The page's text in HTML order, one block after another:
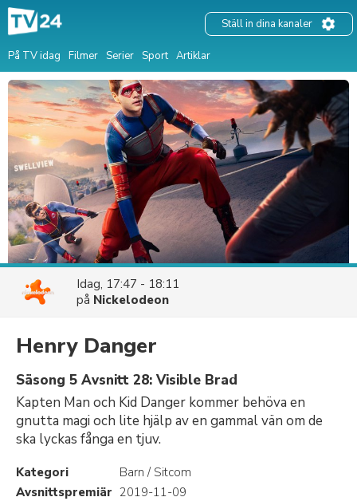
På TV idag Filmer Serier Sport Artiklar
Ställ in dina kanaler
Idag, 17:47 - 18:11
på Nickelodeon
Henry Danger
Säsong 5 Avsnitt 28: Visible Brad
Kapten Man och Kid Danger kommer behöva en
gnutta magi och lite hjälp av en gammal vän om de
ska lyckas fånga en tjuv.
Kategori
Barn / Sitcom
Avsnittspremiär 2019-11-09